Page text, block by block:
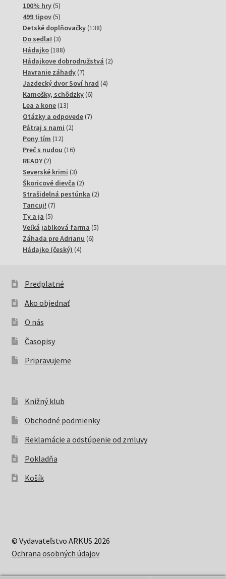
produktov
100% hry 55
produktov
499 tipov 55
produktov
Detské doplňovačky 138138
Do sedla! 33
produkty
Hádajko 188188
produktov
Hádajkove dobrodružstvá 22
Havranie záhady 77
produktov
Jazdecký dvor Soví hrad 44
Kamošky, schôdzky 66
Lea a kone 1313
produktov
Otázky a odpovede 77
Pátraj s nami 22
Pony tím 1212
produktov
Preč s nudou 1616
READY 22
produkty
Severské krimi 33
produkty
Škoricové dievča 22
produkty
Strašidelná pestúnka 22
Tancuj! 77
Ty a ja 55
produktov
Veľká jablková farma 55
Záhada pre Adrianu 66
Hádajko (český) 44
Predplatné
Ako objednať
O nás
Časopisy
Pripravujeme
Knižný klub
Obchodné podmienky
Reklamácie a odstúpenie od zmluvy
Pokladňa
Košík
© Vydavateľstvo ARKUS 2026
Ochrana osobných údajov